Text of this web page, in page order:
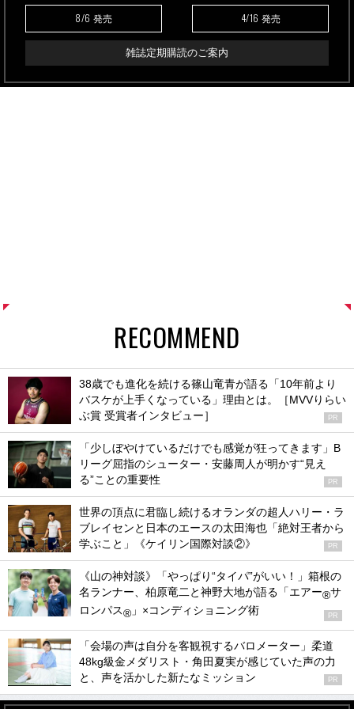
8/6 発売 4/16 発売
雑誌定期購読のご案内
RECOMMEND
38歳でも進化を続ける篠山竜青が語る「10年前より
バスケが上手くなっている」理由とは。［MVVりらい
ぶ賞 受賞者インタビュー］
PR
「少しぼやけているだけでも感覚が狂ってきます」B
リーグ屈指のシューター・安藤周人が明かす“見え
る”ことの重要性
PR
世界の頂点に君臨し続けるオランダの超人ハリー・ラ
ブレイセンと日本のエースの太田海也「絶対王者から
学ぶこと」《ケイリン国際対談②》
PR
《山の神対談》「やっぱり“タイパ”がいい！」箱根の
名ランナー、柏原竜二と神野大地が語る「エアー®サ
ロンパス® 」×コンディショニング術 PR
「会場の声は自分を客観視するバロメーター」柔道
48kg級金メダリスト・角田夏実が感じていた声の力
と、声を活かした新たなミッション
PR